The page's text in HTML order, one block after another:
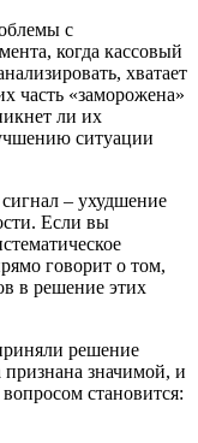
с
когда кассовый
хватает
часть «заморожена»
ли их
ситуации
– ухудшение
Если вы
говорит о том,
в решение этих
решение
значимой, и
становится: